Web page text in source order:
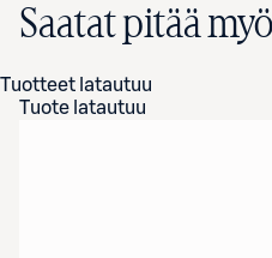
Saatat pitää
Tuotteet latautuu
Tuote latautuu